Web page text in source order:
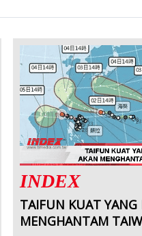
INDEX
TAIFUN KUAT YANG
MENGHANTAM